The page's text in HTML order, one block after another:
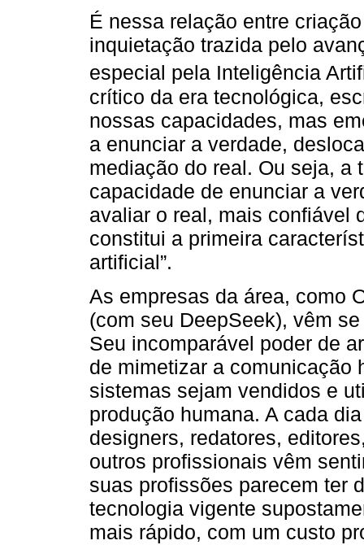
É nessa relação entre
inquietação trazida pelo
especial pela Inteligência
crítico da era tecnológica,
nossas capacidades, mas
a enunciar a verdade,
mediação do real. Ou seja, a
capacidade de enunciar a
avaliar o real, mais confiável
constitui a primeira
artificial”.
As empresas da área, como
(com seu DeepSeek), vêm
Seu incomparável poder de
de mimetizar a comunicação
sistemas sejam vendidos e
produção humana. A cada
designers, redatores,
outros profissionais vêm
suas profissões parecem ter
tecnologia vigente
mais rápido, com um custo